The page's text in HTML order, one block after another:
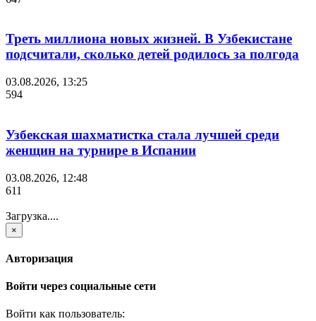
Треть миллиона новых жизней. В Узбекистане
подсчитали, сколько детей родилось за полгода
03.08.2026, 13:25
594
Узбекская шахматистка стала лучшей среди
женщин на турнире в Испании
03.08.2026, 12:48
611
Загрузка....
×
Авторизация
Войти через социальные сети
Войти как пользователь: